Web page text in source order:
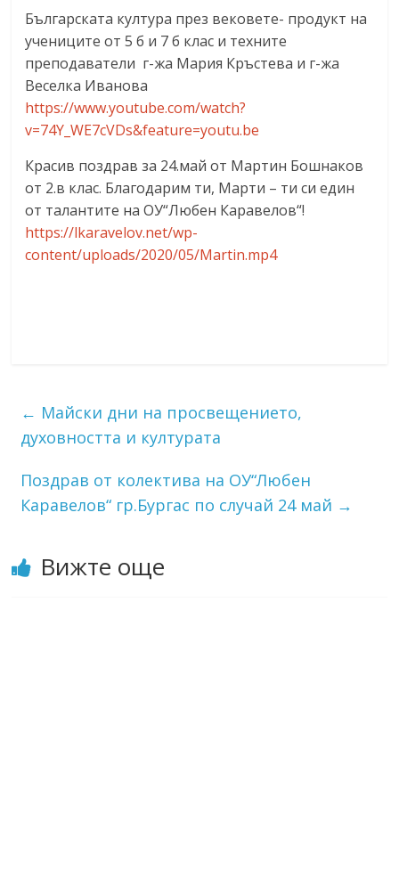
Българската култура през вековете- продукт на
учениците от 5 б и 7 б клас и техните
преподаватели г-жа Мария Кръстева и г-жа
Веселка Иванова
https://www.youtube.com/watch?
v=74Y_WE7cVDs&feature=youtu.be
Красив поздрав за 24.май от Мартин Бошнаков
от 2.в клас. Благодарим ти, Марти – ти си един
от талантите на ОУ“Любен Каравелов“!
https://lkaravelov.net/wp-
content/uploads/2020/05/Martin.mp4
← Майски дни на просвещението,
духовността и културата
Поздрав от колектива на ОУ“Любен
Каравелов“ гр.Бургас по случай 24 май →
Вижте още